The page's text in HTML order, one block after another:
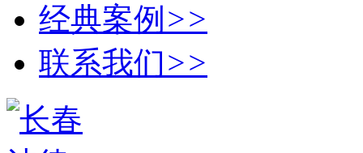
经典案例 >>
联系我们>>